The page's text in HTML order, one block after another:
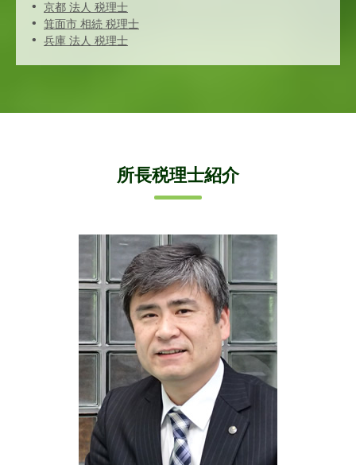
京都 法人 税理士
箕面市 相続 税理士
兵庫 法人 税理士
所長税理士紹介